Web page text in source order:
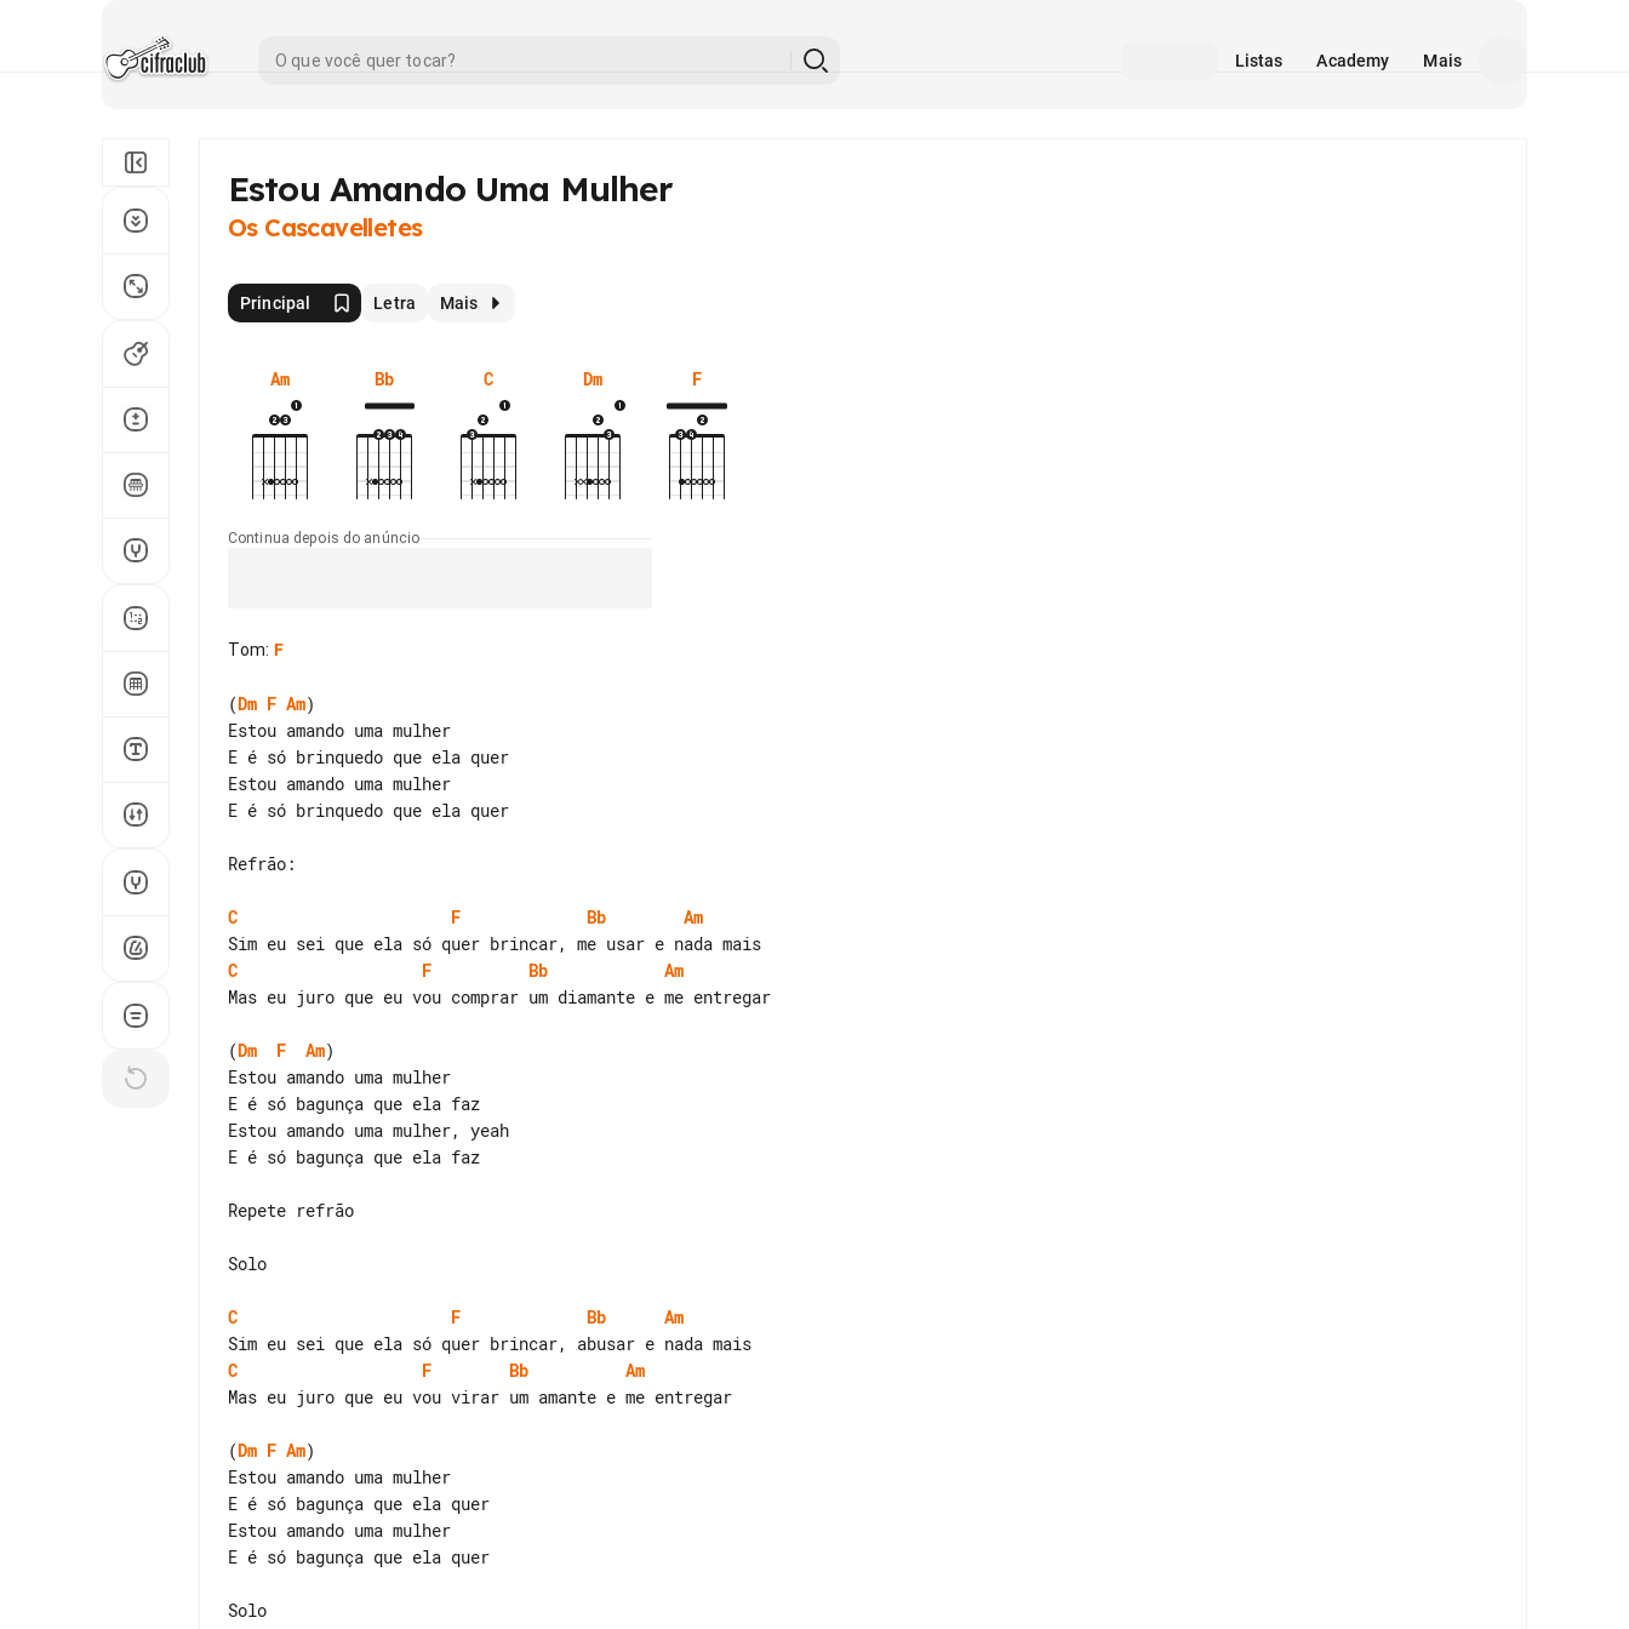
Listas Academy Mais
Estou Amando Uma Mulher
Os Cascavelletes
Principal Letra Mais
Am Bb C Dm F
Continua depois do anúncio
Tom: F
(Dm F Am)
Estou amando uma mulher
E é só brinquedo que ela quer
Estou amando uma mulher
E é só brinquedo que ela quer
Refrão:
C F Bb
Am
C
F Bb
Am
Mas eu juro que eu vou comprar um diamante e me entregar
(Dm F Am)
Estou amando uma mulher
E é só bagunça que ela faz
Estou amando uma mulher, yeah
E é só bagunça que ela faz
Repete refrão
Solo
C F Bb
Am
C
F Bb
Am
Mas eu juro que eu vou virar um amante e me entregar
(Dm F Am)
Estou amando uma mulher
E é só bagunça que ela quer
Estou amando uma mulher
E é só bagunça que ela quer
Solo